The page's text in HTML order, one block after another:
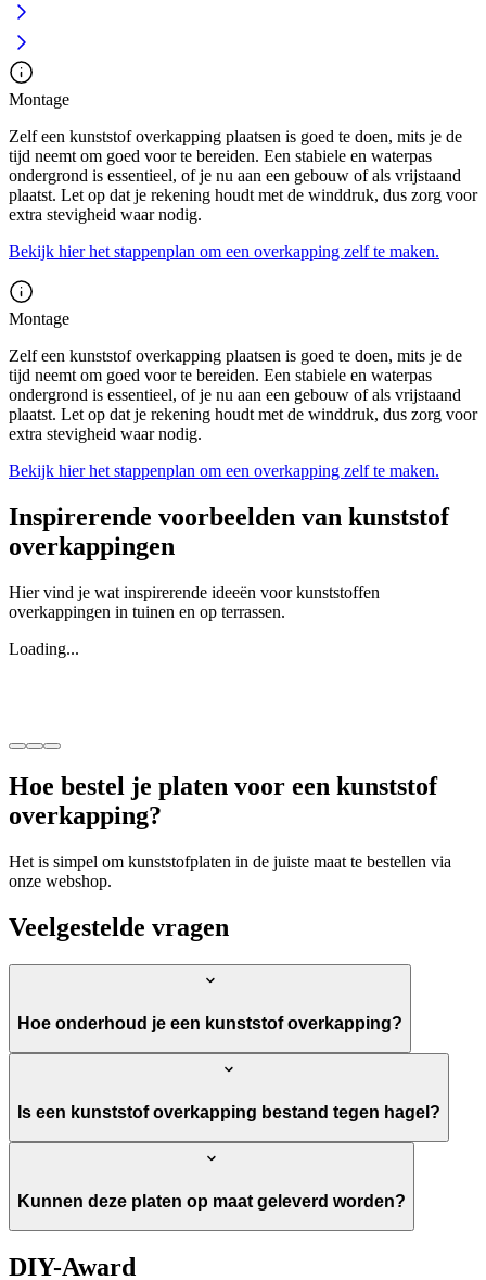
Montage
Zelf een kunststof overkapping plaatsen is goed te doen, mits je de
tijd neemt om goed voor te bereiden. Een stabiele en waterpas
ondergrond is essentieel, of je nu aan een gebouw of als vrijstaand
plaatst. Let op dat je rekening houdt met de winddruk, dus zorg voor
extra stevigheid waar nodig.
Bekijk hier het stappenplan om een overkapping zelf te maken.
Montage
Zelf een kunststof overkapping plaatsen is goed te doen, mits je de
tijd neemt om goed voor te bereiden. Een stabiele en waterpas
ondergrond is essentieel, of je nu aan een gebouw of als vrijstaand
plaatst. Let op dat je rekening houdt met de winddruk, dus zorg voor
extra stevigheid waar nodig.
Bekijk hier het stappenplan om een overkapping zelf te maken.
Inspirerende voorbeelden van kunststof
overkappingen
Hier vind je wat inspirerende ideeën voor kunststoffen
overkappingen in tuinen en op terrassen.
Loading...
Hoe bestel je platen voor een kunststof
overkapping?
Het is simpel om kunststofplaten in de juiste maat te bestellen via
onze webshop.
Veelgestelde vragen
Hoe onderhoud je een kunststof overkapping?
Is een kunststof overkapping bestand tegen hagel?
Kunnen deze platen op maat geleverd worden?
DIY-Award